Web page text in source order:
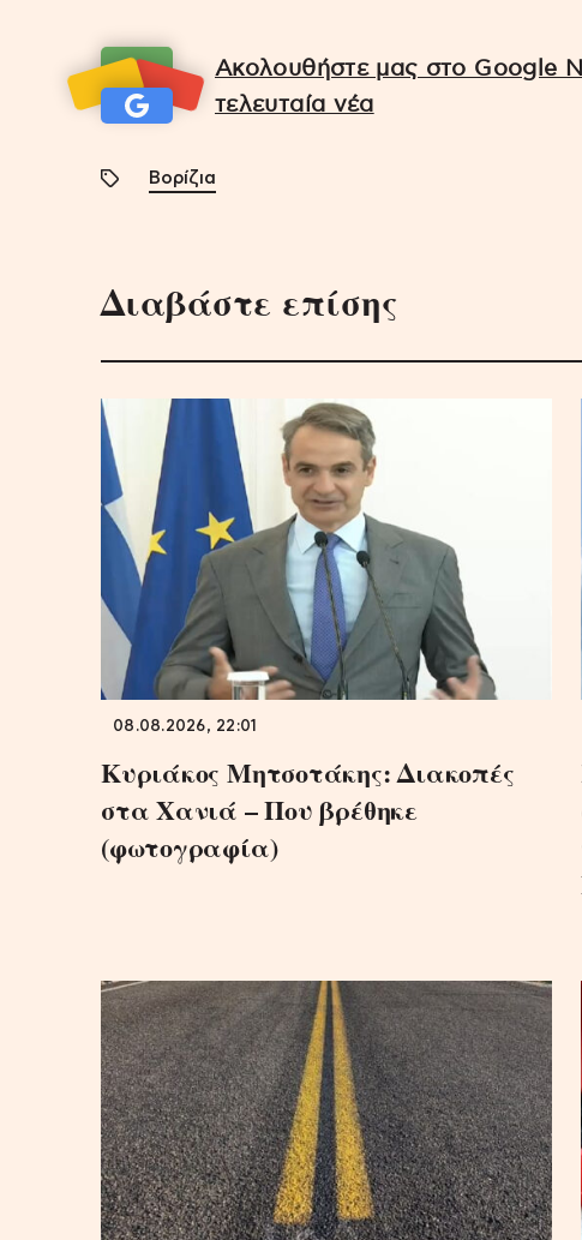
Ακολουθήστε μας στο Google
τελευταία νέα
Βορίζια
Διαβάστε επίσης
08.08.2026, 22:01
Κυριάκος Μητσοτάκης: Διακοπές
στα Χανιά – Που βρέθηκε
(φωτογραφία)